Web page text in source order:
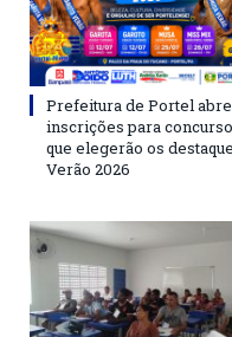
Prefeitura de Portel abre
inscrições para
que elegerão os
Verão 2026